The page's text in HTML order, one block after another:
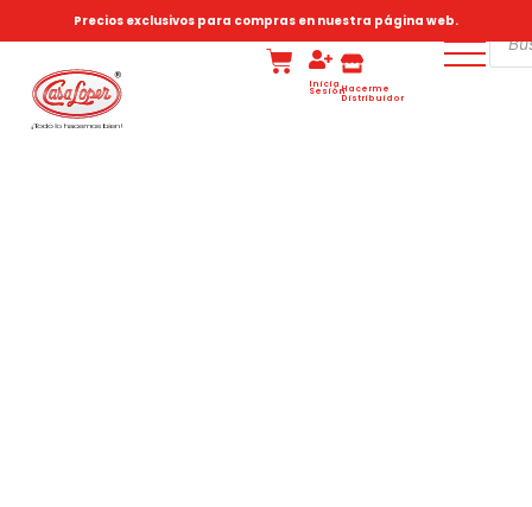
Precios exclusivos para compras en nuestra página web.
Inicia
SesiónHacerme
Distribuidor